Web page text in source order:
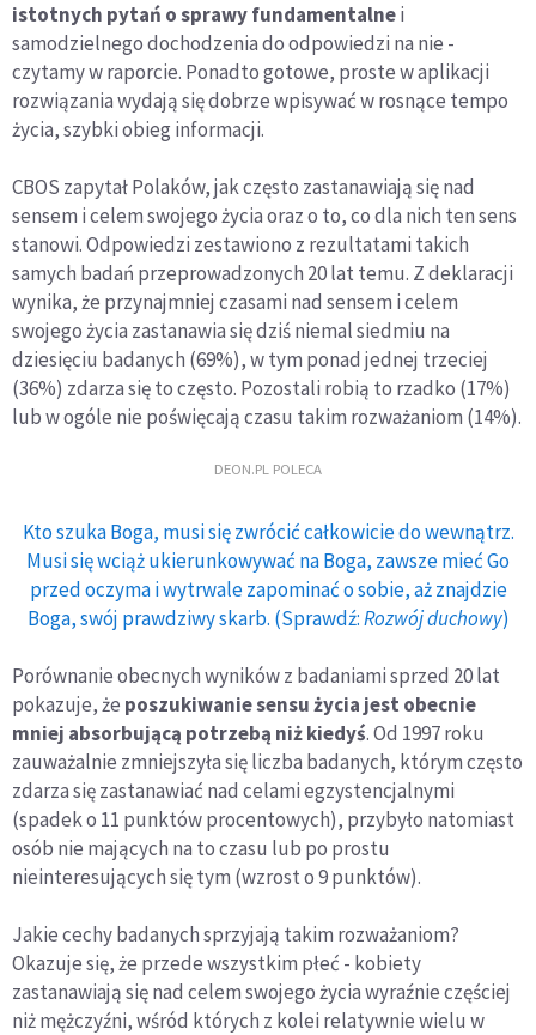
istotnych pytań o sprawy fundamentalnei
samodzielnego dochodzenia do odpowiedzi na nie -
czytamy w raporcie. Ponadto gotowe, proste w aplikacji
rozwiązania wydają się dobrze wpisywać w rosnące tempo
życia, szybki obieg informacji.
CBOS zapytał Polaków, jak często zastanawiają się nad
sensem i celem swojego życia oraz o to, co dla nich ten sens
stanowi. Odpowiedzi zestawiono z rezultatami takich
samych badań przeprowadzonych 20 lat temu. Z deklaracji
wynika, że przynajmniej czasami nad sensem i celem
swojego życia zastanawia się dziś niemal siedmiu na
dziesięciu badanych (69%), w tym ponad jednej trzeciej
(36%) zdarza się to często. Pozostali robią to rzadko (17%)
lub w ogóle nie poświęcają czasu takim rozważaniom (14%).
DEON.PL POLECA
Kto szuka Boga, musi się zwrócić całkowicie do wewnątrz.
Musi się wciąż ukierunkowywać na Boga, zawsze mieć Go
przed oczyma i wytrwale zapominać o sobie, aż znajdzie
Boga, swój prawdziwy skarb. (Sprawdź:Rozwój duchowy)
Porównanie obecnych wyników z badaniami sprzed 20 lat
pokazuje, że poszukiwanie sensu życia jest obecnie
mniej absorbującą potrzebą niż kiedyś. Od 1997 roku
zauważalnie zmniejszyła się liczba badanych, którym często
zdarza się zastanawiać nad celami egzystencjalnymi
(spadek o 11 punktów procentowych), przybyło natomiast
osób nie mających na to czasu lub po prostu
nieinteresujących się tym (wzrost o 9 punktów).
Jakie cechy badanych sprzyjają takim rozważaniom?
Okazuje się, że przede wszystkim płeć - kobiety
zastanawiają się nad celem swojego życia wyraźnie częściej
niż mężczyźni, wśród których z kolei relatywnie wielu w